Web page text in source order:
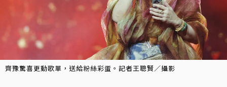
齊豫驚喜更動歌單，送給粉絲彩蛋。記者王聰賢／攝影